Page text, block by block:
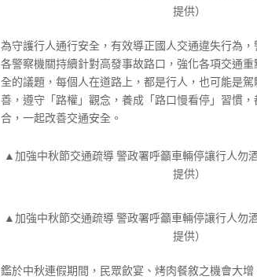
提供）
為守護行人通行安全，有效導正國人交通違失行為
各警察機關持續針對高發事故路口，強化各項交通
全的議題，每個人在道路上，都是行人，也可能是
善，遵守「路權」觀念，養成「路口慢看停」習慣
合，一起改善交通安全。
▲加強中秋節交通疏導 警政署呼籲車輛停讓行人勿
提供）
▲加強中秋節交通疏導 警政署呼籲車輛停讓行人勿
提供）
鑑於中秋連假期間，民眾飲宴、烤肉餐敘之機會大